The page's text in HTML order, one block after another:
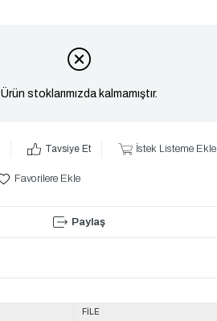
Ürün stoklarımızda kalmamıştır.
Tavsiye Et İstek Listeme Ekle
Favorilere Ekle
Paylaş
FİLE